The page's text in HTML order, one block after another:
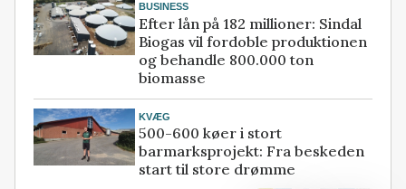
BUSINESS
Efter lån på 182 millioner: Sindal
Biogas vil fordoble produktionen
og behandle 800.000 ton
biomasse
KVÆG
500-600 køer i stort
barmarksprojekt: Fra beskeden
start til store drømme